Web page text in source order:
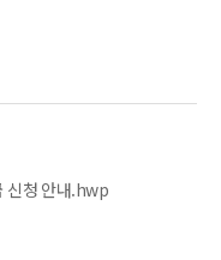
신청 안내.hwp